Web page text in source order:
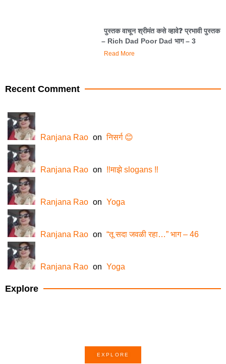
पुस्तक वाचून श्रीमंत कसे व्हावे❓️ प्रभावी पुस्तक
– Rich Dad Poor Dad भाग – 3
Read More
Recent Comment
Ranjana Rao on निसर्ग 😊
Ranjana Rao on ‼️माझे slogans ‼️
Ranjana Rao on Yoga
Ranjana Rao on “तू सदा जवळी रहा…” भाग – 46
Ranjana Rao on Yoga
Explore
EXPLORE